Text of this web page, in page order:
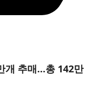
개 추매…총 142만